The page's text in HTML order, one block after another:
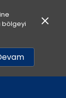
bölgeyi